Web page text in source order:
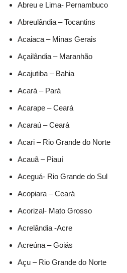
Abreu e Lima- Pernambuco
Abreulândia – Tocantins
Acaiaca – Minas Gerais
Açailândia – Maranhão
Acajutiba – Bahia
Acará – Pará
Acarape – Ceará
Acaraú – Ceará
Acari – Rio Grande do Norte
Acauã – Piauí
Aceguá- Rio Grande do Sul
Acopiara – Ceará
Acorizal- Mato Grosso
Acrelândia -Acre
Acreúna – Goiás
Açu – Rio Grande do Norte